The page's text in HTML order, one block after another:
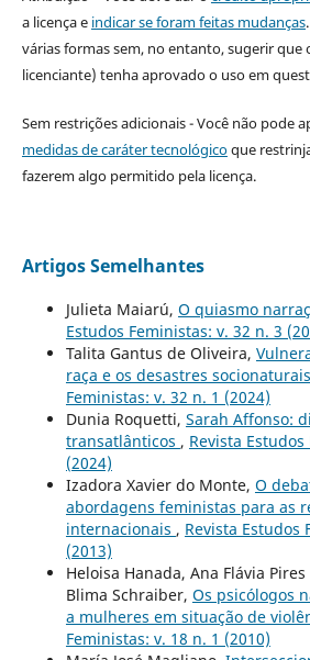
a licença e indicar se foram feitas mudanças
várias formas sem, no entanto, sugerir que
licenciante) tenha aprovado o uso em
Sem restrições adicionais - Você não pode
medidas de caráter tecnológicoque
fazerem algo permitido pela licença.
Artigos Semelhantes
Julieta Maiarú, O quiasmo
Estudos Feministas: v. 32 n. 3
Talita Gantus de Oliveira,
raça e os desastres socionaturais
Feministas: v. 32 n. 1 (2024)
Dunia Roquetti, Sarah Affonso:
transatlânticos , Revista
(2024)
Izadora Xavier do Monte, O
abordagens feministas para as
internacionais , Revista Estudos
(2013)
Heloisa Hanada, Ana Flávia
Blima Schraiber, Os psicólogos
a mulheres em situação de
Feministas: v. 18 n. 1 (2010)